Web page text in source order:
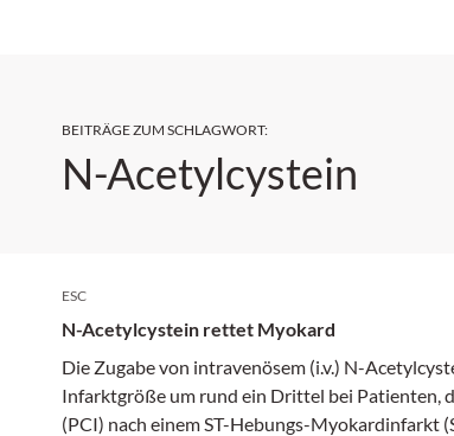
BEITRÄGE ZUM SCHLAGWORT:
N-Acetylcystein
ESC
N-Acetylcystein rettet Myokard
Die Zugabe von intravenösem (i.v.) N-
Infarktgröße um rund ein Drittel bei Patienten,
(PCI) nach einem ST-Hebungs-Myokardinfarkt